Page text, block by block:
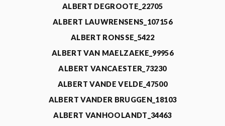
ALBERT DEGROOTE_22705
ALBERT LAUWRENSENS_107156
ALBERT RONSSE_5422
ALBERT VAN MAELZAEKE_99956
ALBERT VANCAESTER_73230
ALBERT VANDE VELDE_47500
ALBERT VANDER BRUGGEN_18103
ALBERT VANHOOLANDT_34463